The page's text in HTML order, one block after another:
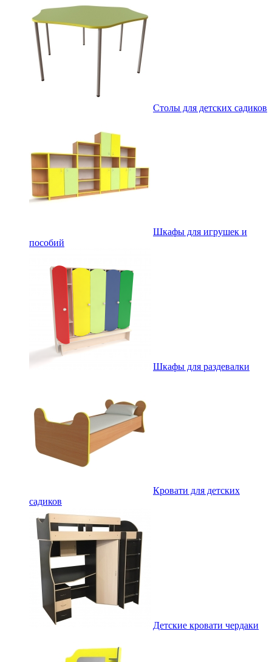
Столы для детских садиков
Шкафы для игрушек и
пособий
Шкафы для раздевалки
Кровати для детских
садиков
Детские кровати чердаки